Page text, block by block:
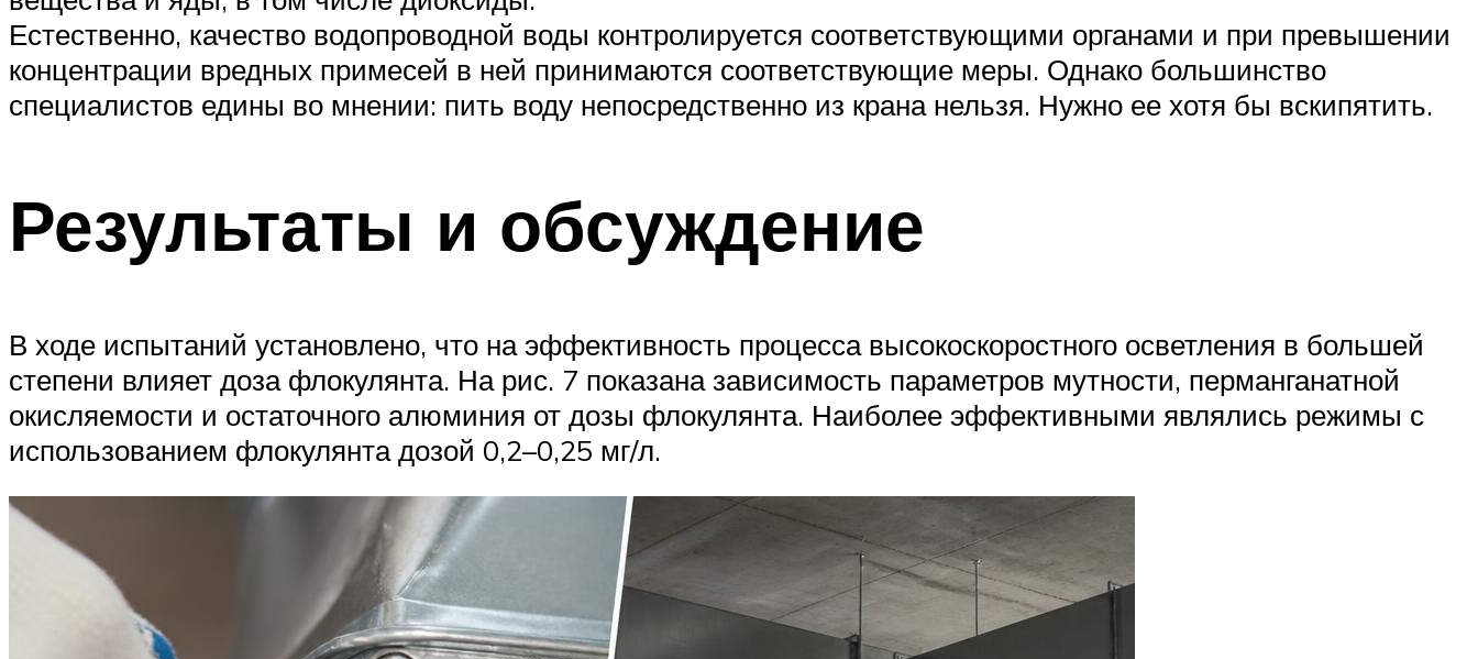
Естественно, качество водопроводной воды контролируется соответствующими органами и при превышении
концентрации вредных примесей в ней принимаются соответствующие меры. Однако большинство
специалистов едины во мнении: пить воду непосредственно из крана нельзя. Нужно ее хотя бы вскипятить.
Результаты и обсуждение
В ходе испытаний установлено, что на эффективность процесса высокоскоростного осветления в большей
степени влияет доза флокулянта. На рис. 7 показана зависимость параметров мутности, перманганатной
окисляемости и остаточного алюминия от дозы флокулянта. Наиболее эффективными являлись режимы с
использованием флокулянта дозой 0,2–0,25 мг/л.